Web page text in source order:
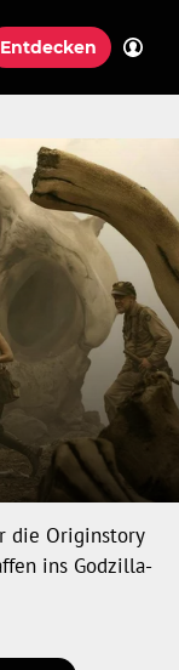
Entdecken
die Originstory
ins Godzilla-